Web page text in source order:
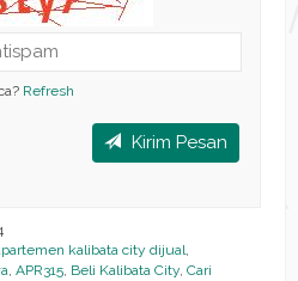
Refresh
Kirim Pesan
kalibata city dijual,
, APR315, Beli Kalibata City, Cari